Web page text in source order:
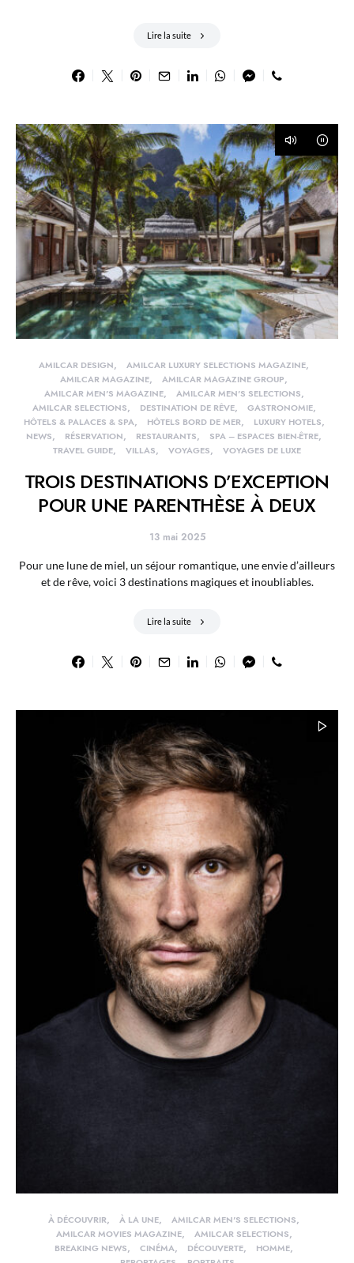
Lire la suite
AMILCAR DESIGN
AMILCAR LUXURY SELECTIONS MAGAZINE
AMILCAR MAGAZINE
AMILCAR MAGAZINE GROUP
AMILCAR MEN'S MAGAZINE
AMILCAR MEN'S SELECTIONS
AMILCAR SELECTIONS
DESTINATION DE RÊVE
GASTRONOMIE
HÔTELS & PALACES & SPA
HÔTELS BORD DE MER
LUXURY HOTELS
NEWS
RÉSERVATION RESTAURANTS
SPA – ESPACES BIEN-ÊTRE
TRAVEL GUIDE
VILLAS VOYAGES VOYAGES DE LUXE
TROIS DESTINATIONS D’EXCEPTION
POUR UNE PARENTHÈSE À DEUX
13 mai 2025
Pour une lune de miel, un séjour romantique, une envie d’ailleurs
et de rêve, voici 3 destinations magiques et inoubliables.
Lire la suite
À DÉCOUVRIR À LA UNE
AMILCAR MEN'S SELECTIONS
AMILCAR MOVIES MAGAZINE
AMILCAR SELECTIONS
BREAKING NEWS
CINÉMA DÉCOUVERTE
HOMME